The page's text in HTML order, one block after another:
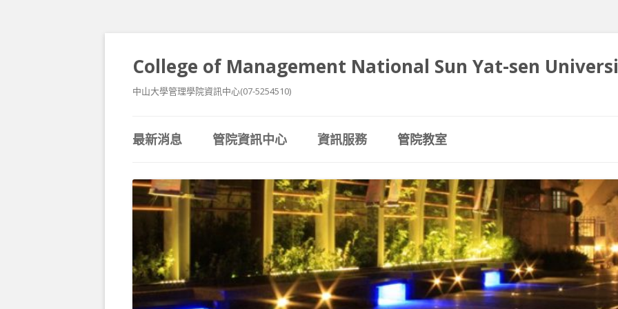
College of Management National Sun Yat-sen
中山大學管理學院資訊中心(07-5254510)
最新消息 管院資訊中心
聯絡我們
資訊服務
電腦設備維護合約
管院EMAIL服務
線上救援服務 – 遠端連線
救援(使用 TEAMVIEWER)
管院網路管理
管院教室
管院教室借用流程、辦法、
表單
院屬教室介紹(課表查詢)
管CM0052演講廳(115)
管CM1019教室(56)